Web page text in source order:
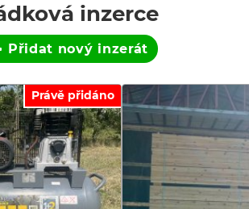
inzerce
Přidat nový inzerát
Právě přidáno